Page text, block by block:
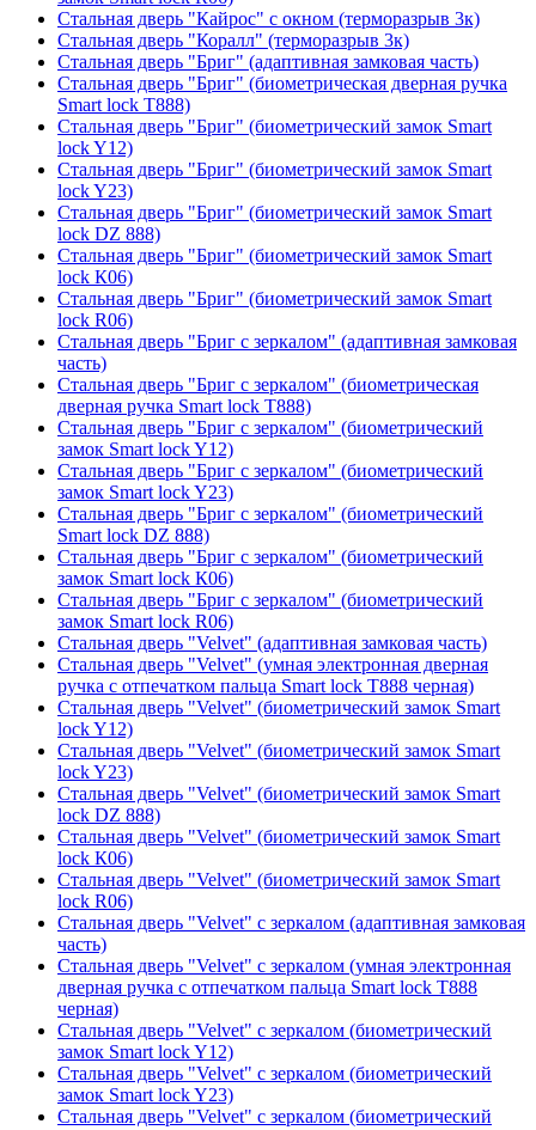
Стальная дверь "Кайрос" с окном (терморазрыв 3к)
Стальная дверь "Коралл" (терморазрыв 3к)
Стальная дверь "Бриг" (адаптивная замковая часть)
Стальная дверь "Бриг" (биометрическая дверная ручка
Smart lock T888)
Стальная дверь "Бриг" (биометрический замок Smart
lock Y12)
Стальная дверь "Бриг" (биометрический замок Smart
lock Y23)
Стальная дверь "Бриг" (биометрический замок Smart
lock DZ 888)
Стальная дверь "Бриг" (биометрический замок Smart
lock К06)
Стальная дверь "Бриг" (биометрический замок Smart
lock R06)
Стальная дверь "Бриг с зеркалом" (адаптивная замковая
часть)
Стальная дверь "Бриг с зеркалом" (биометрическая
дверная ручка Smart lock T888)
Стальная дверь "Бриг с зеркалом" (биометрический
замок Smart lock Y12)
Стальная дверь "Бриг с зеркалом" (биометрический
замок Smart lock Y23)
Стальная дверь "Бриг с зеркалом" (биометрический
Smart lock DZ 888)
Стальная дверь "Бриг с зеркалом" (биометрический
замок Smart lock К06)
Стальная дверь "Бриг с зеркалом" (биометрический
замок Smart lock R06)
Стальная дверь "Velvet" (адаптивная замковая часть)
Стальная дверь "Velvet" (умная электронная дверная
ручка с отпечатком пальца Smart lock T888 черная)
Стальная дверь "Velvet" (биометрический замок Smart
lock Y12)
Стальная дверь "Velvet" (биометрический замок Smart
lock Y23)
Стальная дверь "Velvet" (биометрический замок Smart
lock DZ 888)
Стальная дверь "Velvet" (биометрический замок Smart
lock К06)
Стальная дверь "Velvet" (биометрический замок Smart
lock R06)
Стальная дверь "Velvet" с зеркалом (адаптивная замковая
часть)
Стальная дверь "Velvet" с зеркалом (умная электронная
дверная ручка с отпечатком пальца Smart lock T888
черная)
Стальная дверь "Velvet" с зеркалом (биометрический
замок Smart lock Y12)
Стальная дверь "Velvet" с зеркалом (биометрический
замок Smart lock Y23)
Стальная дверь "Velvet" с зеркалом (биометрический